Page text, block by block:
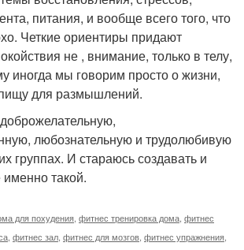
питания, и вообще всего того, что
Четкие ориентиры придают
не , внимание, только в телу,
иногда мы говорим просто о жизни,
для размышлений.
любознательную и трудолюбивую
группах. И стараюсь создавать и
такой.
для похудения фитнес тренировка дома фитнес
фитнес зал фитнес для мозгов фитнес упражнения